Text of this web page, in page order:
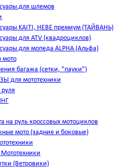
для шлемов
KAITI, HEBE премиум (ТАЙВАНЬ)
для ATV (квадроциклов)
для мопеда ALPHA (Альфа)
мото
багажа (сетки, "пауки")
для мототехники
на руль кроссовых мотоциклов
мото (задние и боковые)
(Ветровики)